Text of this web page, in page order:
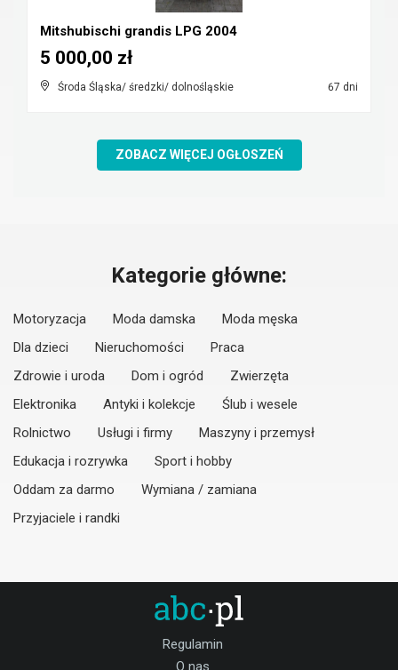
Mitshubischi grandis LPG 2004
Środa Śląska/ średzki/ dolnośląskie 67 dni
5 000,00 zł
ZOBACZ WIĘCEJ OGŁOSZEŃ
Kategorie główne:
Motoryzacja Moda damska
Moda męska
Dla dzieci
Nieruchomości
Praca
Zdrowie i uroda
Dom i ogród
Zwierzęta
Elektronika
Antyki i kolekcje
Ślub i wesele
Rolnictwo
Usługi i firmy
Maszyny i przemysł
Edukacja i rozrywka
Sport i hobby
Oddam za darmo
Wymiana / zamiana
Przyjaciele i randki
Regulamin
O nas